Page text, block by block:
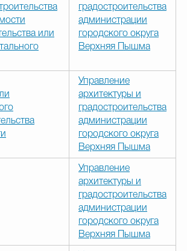
или
градостроительства
администрации
городского округа
Верхняя Пышма
Управление
архитектуры и
градостроительства
администрации
городского округа
Верхняя Пышма
Управление
архитектуры и
градостроительства
администрации
городского округа
Верхняя Пышма